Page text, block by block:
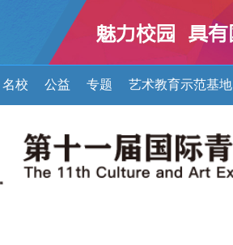
名校 公益 专题 艺术教育示范基地